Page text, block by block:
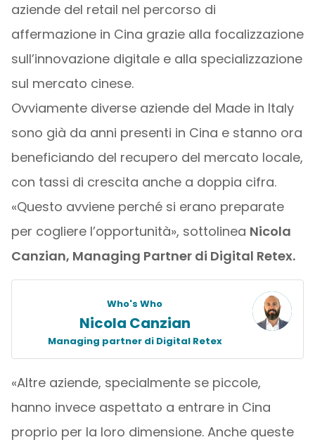
aziende del retail nel percorso di
affermazione in Cina grazie alla focalizzazione
sull’innovazione digitale e alla specializzazione
sul mercato cinese.
Ovviamente diverse aziende del Made in Italy
sono già da anni presenti in Cina e stanno ora
beneficiando del recupero del mercato locale,
con tassi di crescita anche a doppia cifra.
«Questo avviene perché si erano preparate
per cogliere l’opportunità», sottolinea Nicola
Canzian, Managing Partner di Digital Retex.
Who's Who
Nicola Canzian
Managing partner di Digital Retex
«Altre aziende, specialmente se piccole,
hanno invece aspettato a entrare in Cina
proprio per la loro dimensione. Anche queste